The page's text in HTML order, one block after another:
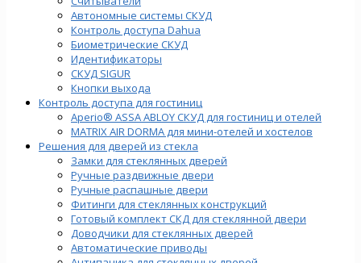
Автономные системы СКУД
Контроль доступа Dahua
Биометрические СКУД
Идентификаторы
СКУД SIGUR
Кнопки выхода
Контроль доступа для гостиниц
Aperio® ASSA ABLOY СКУД для гостиниц и отелей
MATRIX AIR DORMA для мини-отелей и хостелов
Решения для дверей из стекла
Замки для стеклянных дверей
Ручные раздвижные двери
Ручные распашные двери
Фитинги для стеклянных конструкций
Готовый комплект СКД для стеклянной двери
Доводчики для стеклянных дверей
Автоматические приводы